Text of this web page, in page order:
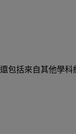
包括來自其他學科